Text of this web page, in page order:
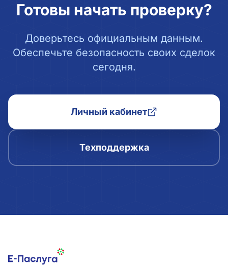
Готовы начать проверку?
Доверьтесь официальным данным.
Обеспечьте безопасность своих сделок
сегодня.
Личный кабинет
Техподдержка